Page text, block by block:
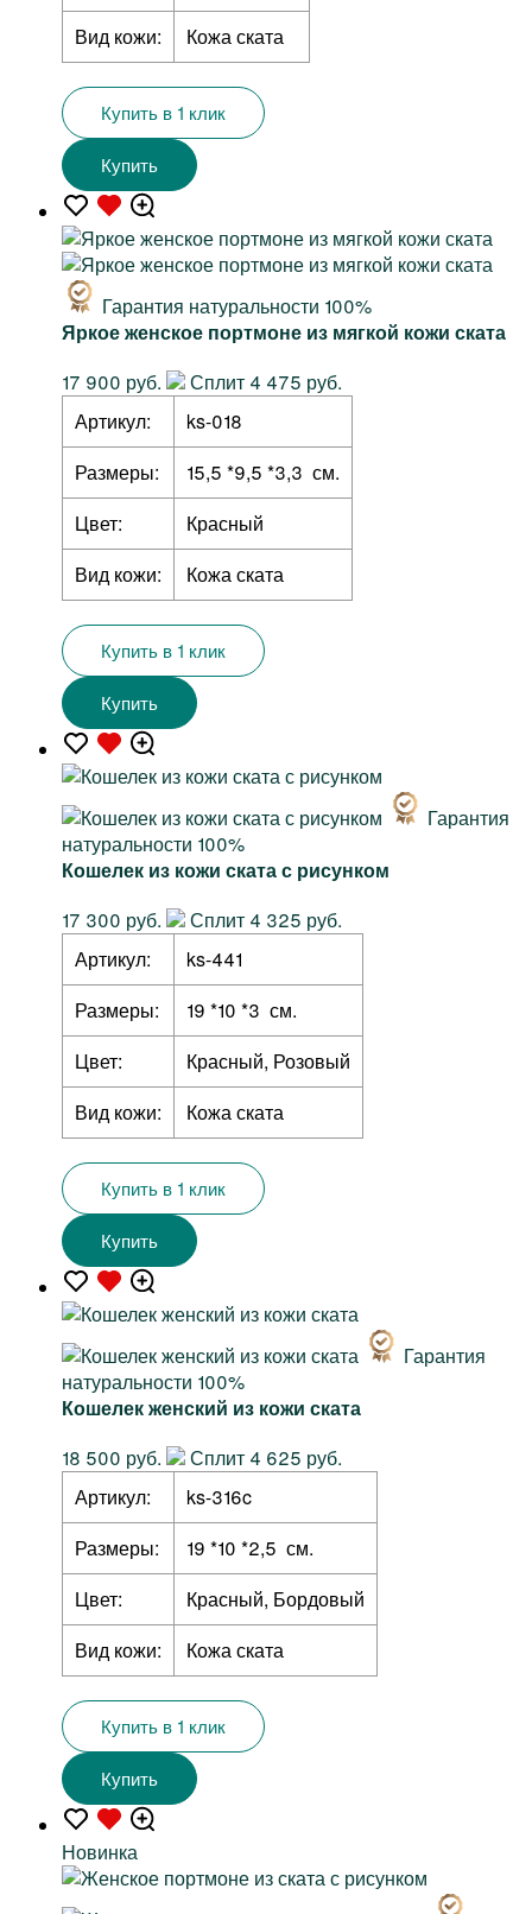
Вид кожи:
Кожа ската
Купить в 1 клик
Купить
Гарантия натуральности 100%
Яркое женское портмоне из мягкой кожи ската
17 900 руб.
Сплит 4 475 руб.
Артикул:
ks-018
Размеры:
15,5 *9,5 *3,3 см.
Цвет:
Красный
Вид кожи:
Кожа ската
Купить в 1 клик
Купить
Гарантия
натуральности 100%
Кошелек из кожи ската с рисунком
17 300 руб.
Сплит 4 325 руб.
Артикул:
ks-441
Размеры:
19 *10 *3 см.
Цвет:
Красный, Розовый
Вид кожи:
Кожа ската
Купить в 1 клик
Купить
Гарантия
натуральности 100%
Кошелек женский из кожи ската
18 500 руб.
Сплит 4 625 руб.
Артикул:
ks-316c
Размеры:
19 *10 *2,5 см.
Цвет:
Красный, Бордовый
Вид кожи:
Кожа ската
Купить в 1 клик
Купить
Новинка